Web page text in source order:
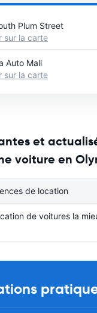
où vous souhaitez
Plum Street
sur la carte
Auto Mall
sur la carte
et
voiture en
de location
de voitures la